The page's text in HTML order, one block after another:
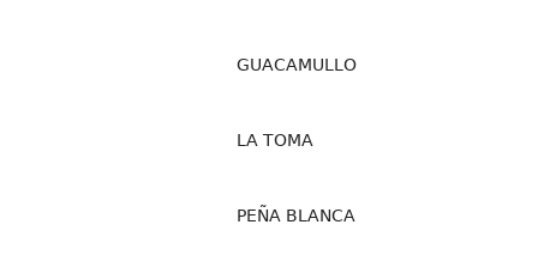
GUACAMULLO
LA TOMA
PEÑA BLANCA